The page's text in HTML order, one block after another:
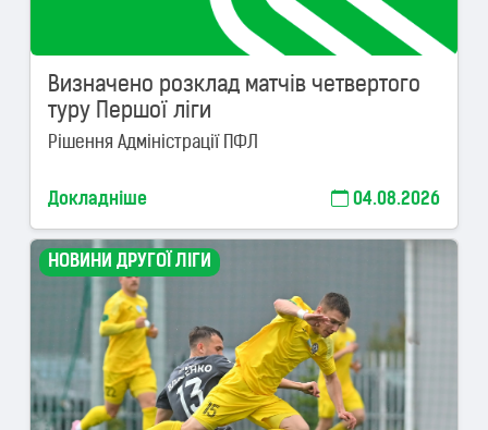
Визначено розклад матчів четвертого
туру Першої ліги
Рішення Адміністрації ПФЛ
Докладніше 04.08.2026
НОВИНИ ДРУГОЇ ЛІГИ